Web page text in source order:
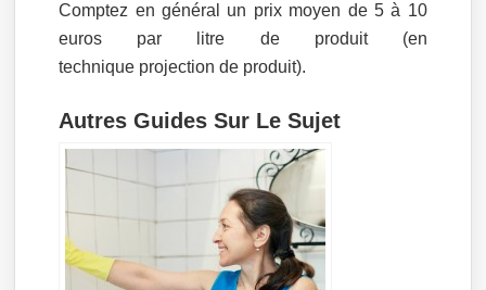
Comptez en général un prix moyen de 5 à 10
euros par litre de produit (en
technique projection de produit).
Autres Guides Sur Le Sujet